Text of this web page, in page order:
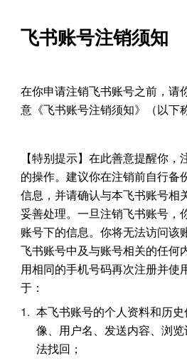
飞书账号注销须知
在你申请注销飞书账号之前，请
意《飞书账号注销须知》（以下称
【特别提示】在此善意提醒你
的操作。建议你在注销前自行备
信息，并请确认与本飞书账号相
妥善处理。一旦注销飞书账号，
账号下的信息。你将无法访问该
飞书账号中及与账号相关的任何
用相同的手机号码再次注册并使
于：
本飞书账号的个人资料和历
像、用户名、发送内容、浏
法找回；